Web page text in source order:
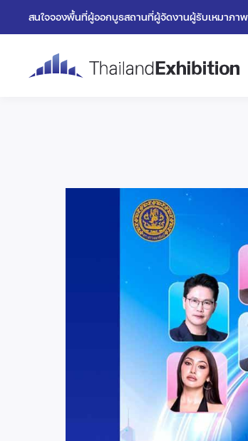
สนใจจองพื้นที่ผู้ออกบูธสถานที่ผู้จัดงานผู้รับเหมาภา